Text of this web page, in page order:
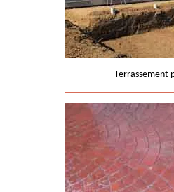
Terrassement